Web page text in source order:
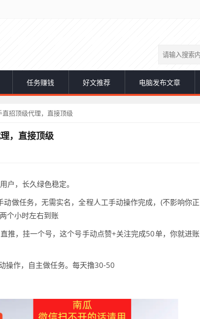
任务赚钱 好文推荐 电脑发布文章
招顶级代理，直接顶级
，直接顶级
户，长久绿色稳定。
做任务，无需实名，全程人工手动操作完成，(不影响你正
个小时左右到账
推，挂一个号，这个号手动点赞+关注完成50单，你就进账
操作，自主做任务。每天撸30-50